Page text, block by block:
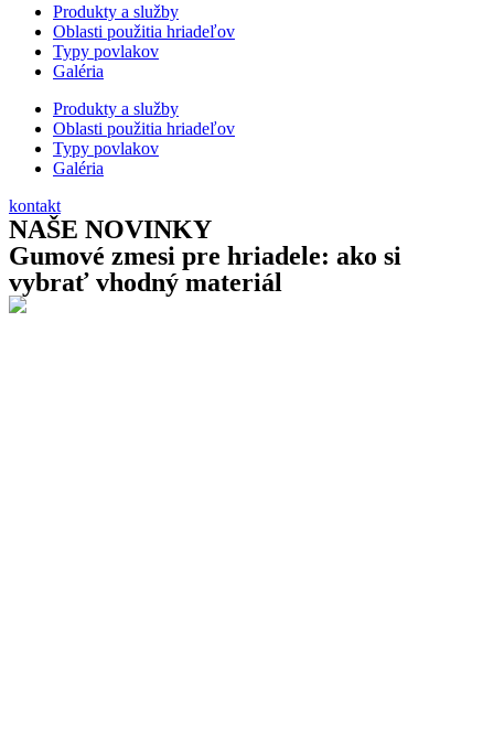
Produkty a služby
Oblasti použitia hriadeľov
Typy povlakov
Galéria
Produkty a služby
Oblasti použitia hriadeľov
Typy povlakov
Galéria
kontakt
NAŠE NOVINKY
Gumové zmesi pre hriadele: ako si
vybrať vhodný materiál